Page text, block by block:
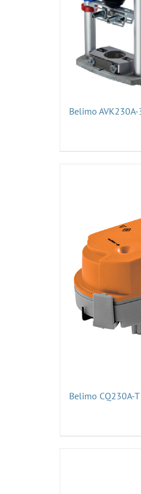
Belimo AVK230A-
Belimo CQ230A-T